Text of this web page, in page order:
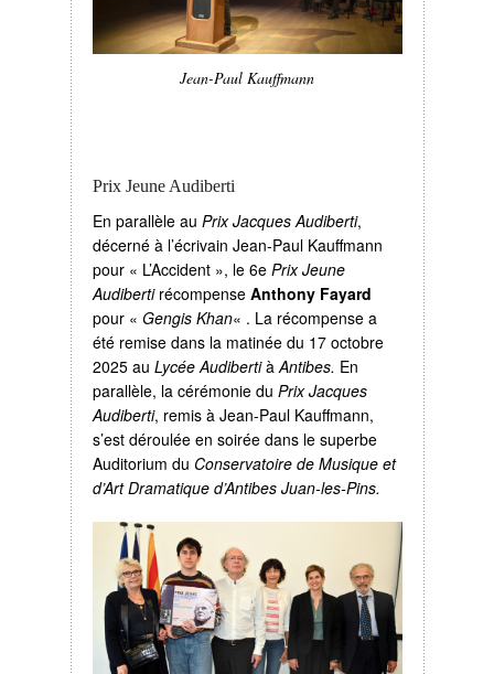
Jean-Paul Kauffmann
Prix Jeune Audiberti
En parallèle au Prix Jacques Audiberti,
décerné à l’écrivain Jean-Paul Kauffmann
pour « L’Accident », le 6e Prix Jeune
Audibertirécompense Anthony Fayard
pour « Gengis Khan« . La récompense a
été remise dans la matinée du 17 octobre
2025 au Lycée Audibertià Antibes. En
parallèle, la cérémonie du Prix Jacques
Audiberti, remis à Jean-Paul Kauffmann,
s’est déroulée en soirée dans le superbe
Auditorium du Conservatoire de Musique et
d’Art Dramatique d’Antibes Juan-les-Pins.